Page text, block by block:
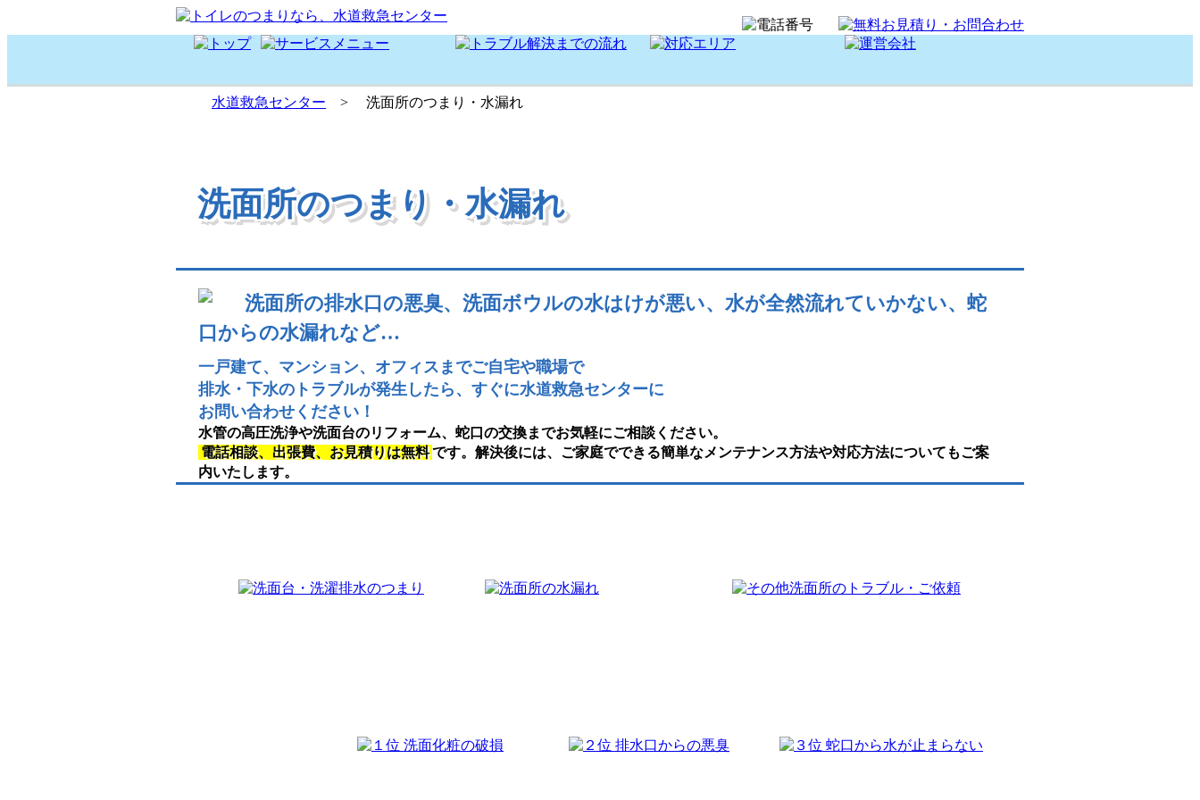
水道救急センター > 洗面所のつまり・水漏れ
洗面所のつまり・水漏れ
洗面所のつまり・水漏れ
洗面所のつまり・水漏れ
洗面所の排水口の悪臭、洗面ボウルの水はけが悪い、水が全然流れていかない、蛇
口からの水漏れなど…
一戸建て、マンション、オフィスまでご自宅や職場で
排水・下水のトラブルが発生したら、すぐに水道救急センターに
お問い合わせください！
水管の高圧洗浄や洗面台のリフォーム、蛇口の交換までお気軽にご相談ください。
電話相談、出張費、お見積りは無料です。解決後には、ご家庭でできる簡単なメンテナンス方法や対応方法についてもご案
内いたします。